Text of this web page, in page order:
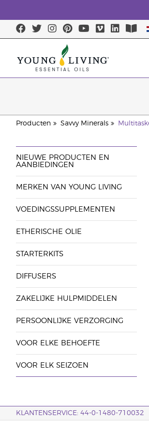
Producten Savvy Minerals
NIEUWE PRODUCTEN EN
AANBIEDINGEN
MERKEN VAN YOUNG LIVING
VOEDINGSSUPPLEMENTEN
ETHERISCHE OLIE
STARTERKITS
DIFFUSERS
ZAKELIJKE HULPMIDDELEN
PERSOONLIJKE VERZORGING
VOOR ELKE BEHOEFTE
VOOR ELK SEIZOEN
KLANTENSERVICE: 44-0-1480-710032